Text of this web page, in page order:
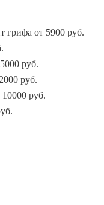
грифа от 5900 руб.
руб.
руб.
руб.